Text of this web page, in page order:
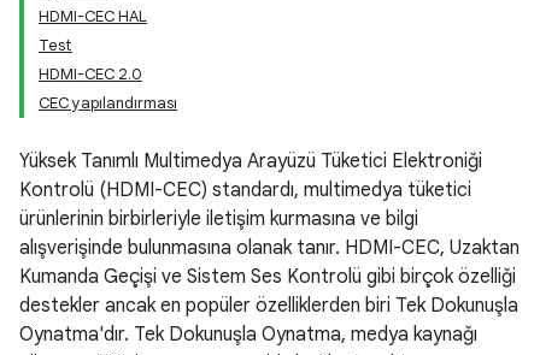
HDMI-CEC HAL
Test
HDMI-CEC 2.0
CEC yapılandırması
Yüksek Tanımlı Multimedya Arayüzü Tüketici Elektroniği
Kontrolü (HDMI-CEC) standardı, multimedya tüketici
ürünlerinin birbirleriyle iletişim kurmasına ve bilgi
alışverişinde bulunmasına olanak tanır. HDMI-CEC, Uzaktan
Kumanda Geçişi ve Sistem Ses Kontrolü gibi birçok özelliği
destekler ancak en popüler özelliklerden biri Tek Dokunuşla
Oynatma'dır. Tek Dokunuşla Oynatma, medya kaynağı